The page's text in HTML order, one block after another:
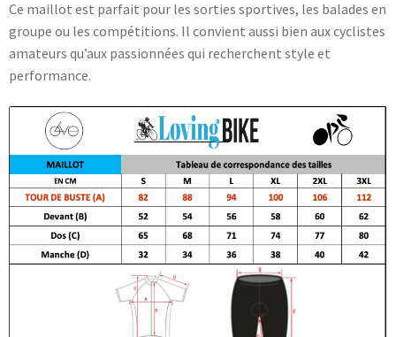
Ce maillot est parfait pour les sorties sportives, les balades en
groupe ou les compétitions. Il convient aussi bien aux cyclistes
amateurs qu’aux passionnées qui recherchent style et
performance.